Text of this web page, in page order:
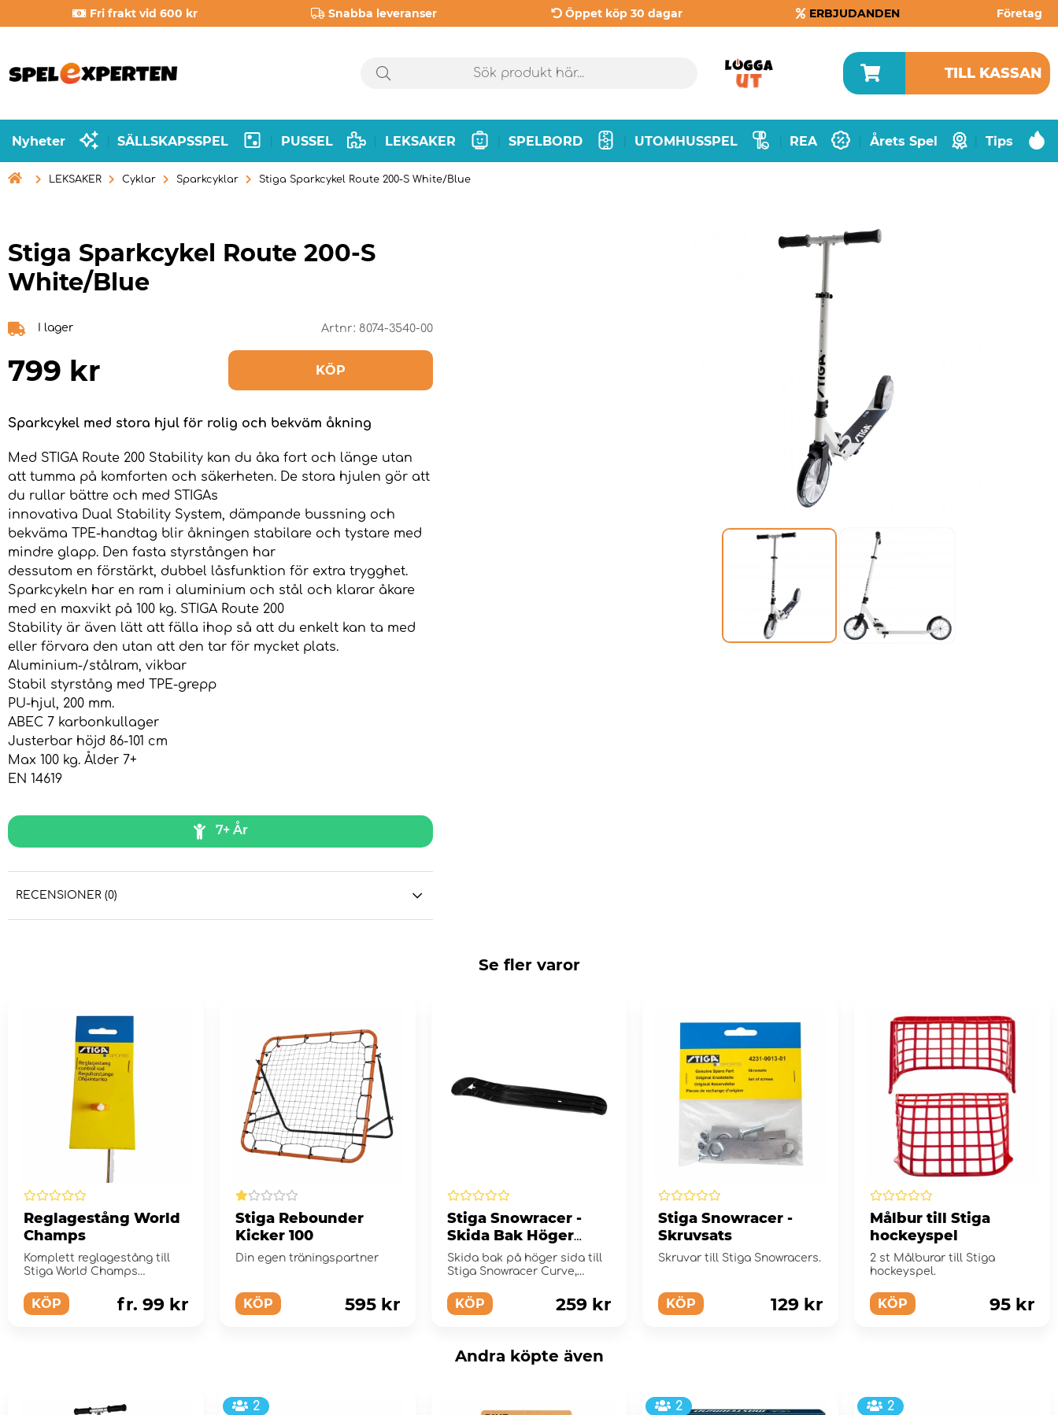
Fri frakt vid 600 kr Snabba leveranser Öppet köp 30 dagar ERBJUDANDEN Företag
TILL KASSAN
Nyheter SÄLLSKAPSSPEL PUSSEL LEKSAKER SPELBORD UTOMHUSSPEL REA Årets Spel Tips
 LEKSAKER Cyklar Sparkcyklar Stiga Sparkcykel Route 200-S White/Blue
Stiga Sparkcykel Route 200-S
White/Blue
I lager Artnr: 8074-3540-00
799 kr KÖP
Sparkcykel med stora hjul för rolig och bekväm åkning
Med STIGA Route 200 Stability kan du åka fort och länge utan
att tumma på komforten och säkerheten. De stora hjulen gör att
du rullar bättre och med STIGAs
innovativa Dual Stability System, dämpande bussning och
bekväma TPE-handtag blir åkningen stabilare och tystare med
mindre glapp. Den fasta styrstången har
dessutom en förstärkt, dubbel låsfunktion för extra trygghet.
Sparkcykeln har en ram i aluminium och stål och klarar åkare
med en maxvikt på 100 kg. STIGA Route 200
Stability är även lätt att fälla ihop så att du enkelt kan ta med
eller förvara den utan att den tar för mycket plats.
Aluminium-/stålram, vikbar
Stabil styrstång med TPE-grepp
PU-hjul, 200 mm.
ABEC 7 karbonkullager
Justerbar höjd 86-101 cm
Max 100 kg. Ålder 7+
EN 14619
7+ År
RECENSIONER (0)
Se fler varor
Reglagestång World
Champs
Komplett reglagestång till
Stiga World Champs
KÖP fr. 99 kr
Stiga Rebounder
Kicker 100
Din egen träningspartner
KÖP 595 kr
Stiga Snowracer -
Skida Bak Höger
Svart
Skida bak på höger sida till
Stiga Snowracer Curve,
KÖP 259 kr
Stiga Snowracer -
Skruvsats
Skruvar till Stiga Snowracers.
KÖP 129 kr
Målbur till Stiga
hockeyspel
2 st Målburar till Stiga
hockeyspel.
KÖP 95 kr
Andra köpte även
2 2 2